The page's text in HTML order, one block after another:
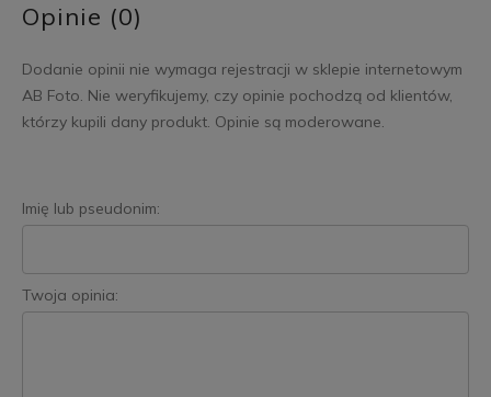
Opinie (0)
Dodanie opinii nie wymaga rejestracji w sklepie internetowym
AB Foto. Nie weryfikujemy, czy opinie pochodzą od klientów,
którzy kupili dany produkt. Opinie są moderowane.
Imię lub pseudonim:
Twoja opinia: